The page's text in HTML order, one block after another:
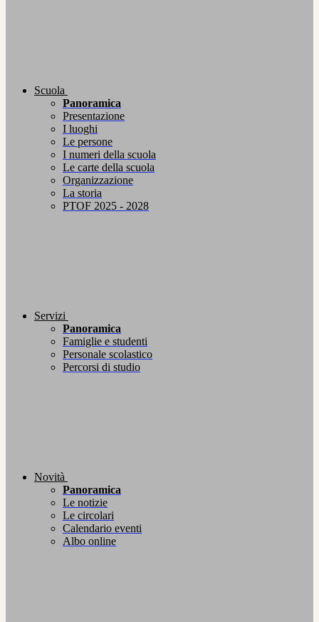
Scuola
Panoramica
Presentazione
I luoghi
Le persone
I numeri della scuola
Le carte della scuola
Organizzazione
La storia
PTOF 2025 - 2028
Servizi
Panoramica
Famiglie e studenti
Personale scolastico
Percorsi di studio
Novità
Panoramica
Le notizie
Le circolari
Calendario eventi
Albo online